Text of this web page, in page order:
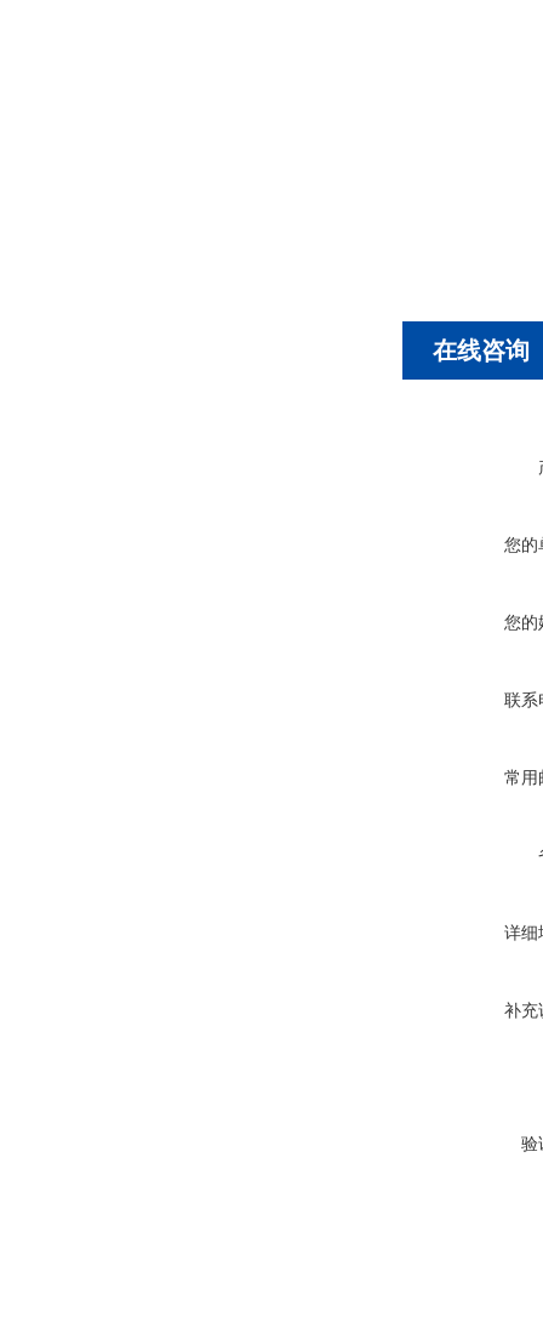
在线咨询
您的
您的
联系
常用
详细
补充
验